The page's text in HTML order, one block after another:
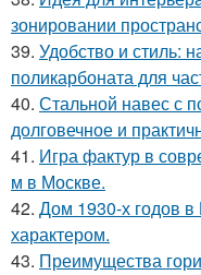
зонировании
39. Удобство и стиль:
поликарбоната для
40. Стальной навес с
долговечное и
41. Игра фактур в
м в Москве.
42. Дом 1930-х годов
характером.
43. Преимущества